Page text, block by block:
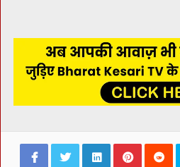
FacebookTwitterLinkedIn